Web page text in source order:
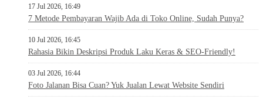
17 Jul 2026, 16:49
7 Metode Pembayaran Wajib Ada di Toko Online, Sudah Punya?
10 Jul 2026, 16:45
Rahasia Bikin Deskripsi Produk Laku Keras & SEO-Friendly!
03 Jul 2026, 16:44
Foto Jalanan Bisa Cuan? Yuk Jualan Lewat Website Sendiri